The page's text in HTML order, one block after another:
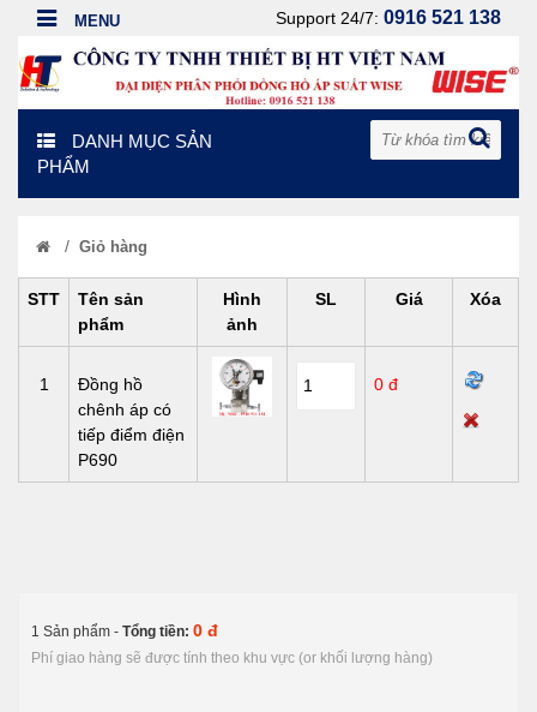
Support 24/7: 0916 521 138
DANH MỤC SẢN
PHẨM
/ Giỏ hàng
STT
Tên sản
phẩm
Hình
ảnh
SL Giá Xóa
1
Đồng hồ
chênh áp có
tiếp điểm điện
P690
0 đ
1 Sản phẩm - Tổng tiền: 0 đ
Phí giao hàng sẽ được tính theo khu vực (or khối lượng hàng)